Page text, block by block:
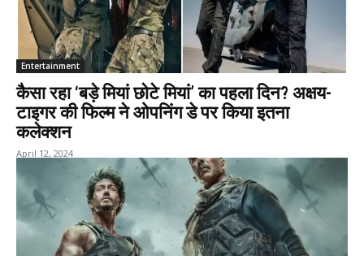
Entertainment
कैसा रहा ‘बड़े मियां छोटे मियां’ का पहला दिन? अक्षय-
टाइगर की फिल्म ने ओपनिंग डे पर किया इतना
कलेक्शन
April 12, 2024